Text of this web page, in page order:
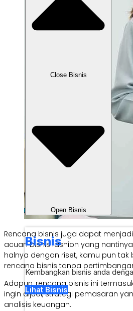
Close Bisnis
Open Bisnis
Bisnis
Kembangkan bisnis anda
Lihat Bisnis
Rencana bisnis juga dapat
acuan bisnis fashion yang
halnya dengan riset, kamu pun
rencana bisnis tanpa
Adapun, rencana bisnis ini
ingin dijual, strategi pemasaran
analisis keuangan.